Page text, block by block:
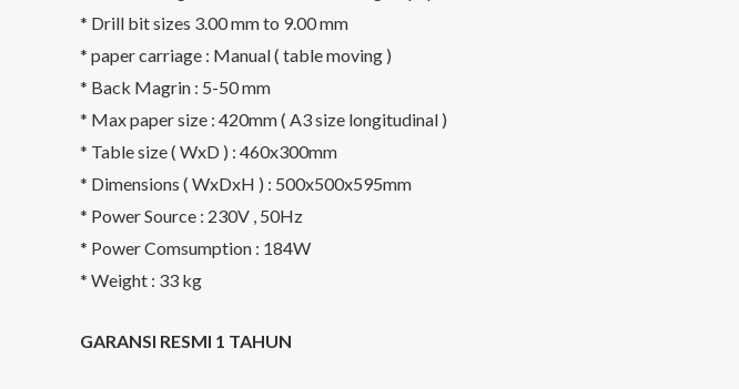
* Drill bit sizes 3.00 mm to 9.00 mm
* paper carriage : Manual ( table moving )
* Back Magrin : 5-50 mm
* Max paper size : 420mm ( A3 size longitudinal )
* Table size ( WxD ) : 460x300mm
* Dimensions ( WxDxH ) : 500x500x595mm
* Power Source : 230V , 50Hz
* Power Comsumption : 184W
* Weight : 33 kg
GARANSI RESMI 1 TAHUN